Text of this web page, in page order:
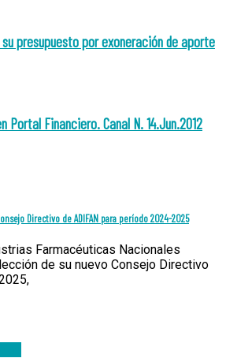
su presupuesto por exoneración de aporte
Portal Financiero. Canal N. 14.Jun.2012
Directivo de ADIFAN para período 2024-2025
Farmacéuticas Nacionales
de su nuevo Consejo Directivo